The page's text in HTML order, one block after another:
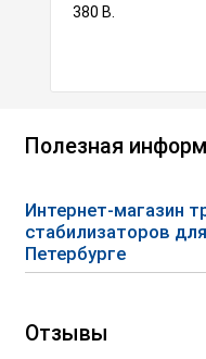
380 В.
Полезная
Интернет-магазин
стабилизаторов
Петербурге
Отзывы